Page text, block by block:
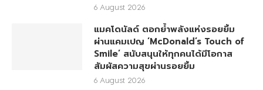
6 August 2026
แมคโดนัลด์ ตอกย้ำพลังแห่งรอยยิ้ม
ผ่านแคมเปญ ‘McDonald’s Touch of
Smile’ สนับสนุนให้ทุกคนได้มีโอกาส
สัมผัสความสุขผ่านรอยยิ้ม
6 August 2026